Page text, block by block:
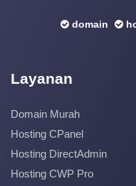
domain
Layanan
Domain Murah
Hosting CPanel
Hosting DirectAdmin
Hosting CWP Pro